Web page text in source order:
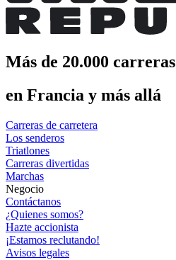
Más de 20.000 carreras
en Francia y más allá
Carreras de carretera
Los senderos
Triatlones
Carreras divertidas
Marchas
Negocio
Contáctanos
¿Quienes somos?
Hazte accionista
¡Estamos reclutando!
Avisos legales